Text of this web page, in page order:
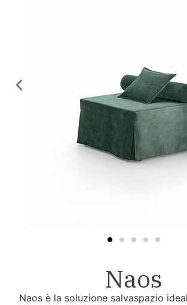
Naos
Naos è la soluzione salvaspazio